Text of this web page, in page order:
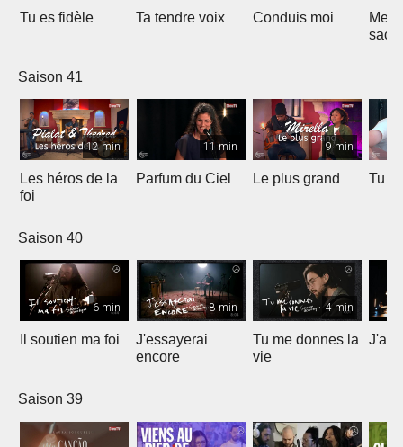
Tu es fidèle Ta tendre voix Conduis moi
Saison 41
12 min
Les héros de la
foi
11 min
Parfum du Ciel
9 min
Le plus grand Tu
Saison 40
6 min
Il soutien ma foi
8 min
J'essayerai
encore
4 min
Tu me donnes la
vie
J'ai
Saison 39